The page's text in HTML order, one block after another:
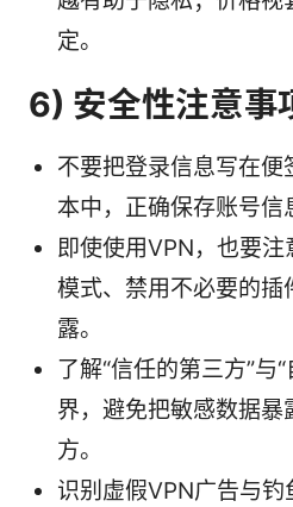
定。
6) 安全性注意事
不要把登录信息写在
本中，正确保存账号信
即使使用VPN，也要
模式、禁用不必要的插
露。
了解“信任的第三方”与
界，避免把敏感数据暴
方。
识别虚假VPN广告与